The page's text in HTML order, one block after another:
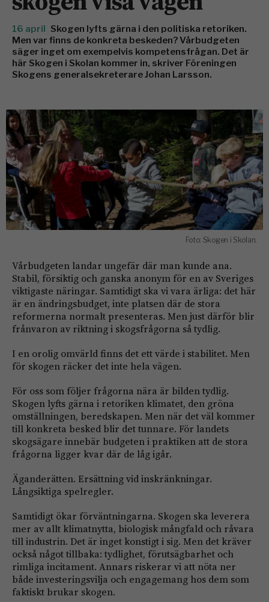
16 april Skogen lyfts gärna i den politiska retoriken.
Men var finns de konkreta beskeden? Vårbudgeten
säger inget om exempelvis kompetensfrågan. Det är
här Skogen i Skolan kommer in, skriver Föreningen
Skogens generalsekreterare Johan Larsson.
Foto: Skogen i Skolan.
Vårbudgeten landar ungefär där man kunde ana.
Stabil, försiktig och ganska anonym för en av Sveriges
viktigaste näringar. Samtidigt ska vi vara ärliga: det här
är en ändringsbudget, inte platsen där de stora
reformerna normalt presenteras. Men just därför blir
frånvaron av riktning i skogsfrågorna så tydlig.
I en orolig omvärld finns det ett värde i stabilitet. Men
för skogen räcker det inte hela vägen.
För oss som följer frågorna nära är bilden tydlig.
Skogen lyfts gärna i retoriken klimatet, den gröna
omställningen, beredskapen. Men när det väl kommer
till konkreta besked blir det tunnare. För landets
skogsägare innebär budgeten i praktiken att de stora
frågorna ligger kvar där de låg igår.
Äganderätten. Ersättning vid inskränkningar.
Långsiktiga spelregler.
Samtidigt ökar förväntningarna. Skogen ska leverera
mer av allt klimatnytta, biologisk mångfald och råvara
till industrin. Det är inget konstigt i sig. Men det kräver
också något tillbaka: tydlighet, förutsägbarhet och
rimliga incitament. Annars riskerar vi att nöta ner
både investeringsvilja och engagemang hos dem som
faktiskt brukar skogen.